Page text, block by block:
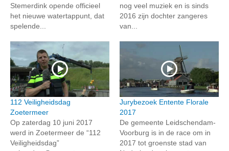
Stemerdink opende officieel
het nieuwe watertappunt, dat
spelende...
nog veel muziek en is sinds
2016 zijn dochter zangeres
van...
112 Veiligheidsdag
Zoetermeer
Op zaterdag 10 juni 2017
werd in Zoetermeer de “112
Veiligheidsdag”
Jurybezoek Entente Florale
2017
De gemeente Leidschendam-
Voorburg is in de race om in
2017 tot groenste stad van